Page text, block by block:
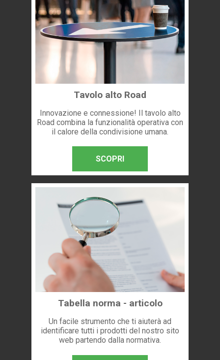
Tavolo alto Road
Innovazione e connessione! Il tavolo alto
Road combina la funzionalità operativa con
il calore della condivisione umana.
SCOPRI
Tabella norma - articolo
Un facile strumento che ti aiuterà ad
identificare tutti i prodotti del nostro sito
web partendo dalla normativa.